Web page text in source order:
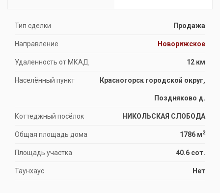
Тип сделки Продажа
Направление Новорижское
Удаленность от МКАД 12 км
Населённый пункт Красногорск городской округ,
Поздняково д.
Коттеджный посёлок НИКОЛЬСКАЯ СЛОБОДА
Общая площадь дома 1786 м2
Площадь участка 40.6 сот.
Таунхаус Нет